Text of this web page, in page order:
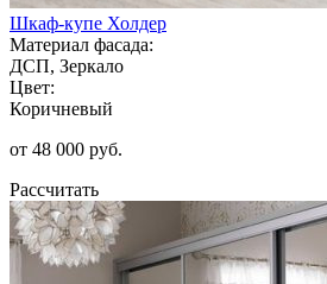
Шкаф-купе Холдер
Материал фасада:
ДСП, Зеркало
Цвет:
Коричневый
от 48 000 руб.
Рассчитать